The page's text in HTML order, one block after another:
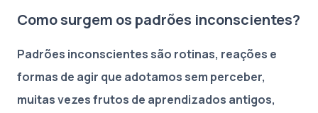
Como surgem os padrões inconscientes?
Padrões inconscientes são rotinas, reações e
formas de agir que adotamos sem perceber,
muitas vezes frutos de aprendizados antigos,